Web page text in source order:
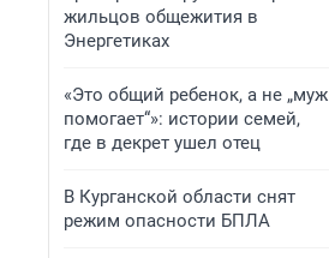
жильцов общежития в
Энергетиках
«Это общий ребенок, а не „муж
помогает“»: истории семей,
где в декрет ушел отец
В Курганской области снят
режим опасности БПЛА